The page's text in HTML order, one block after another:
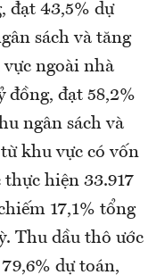
đạt 43,5% dự
sách và tăng
ngoài nhà
đồng, đạt 58,2%
ngân sách và
khu vực có vốn
hiện 33.917
17,1% tổng
Thu dầu thô ước
dự toán,